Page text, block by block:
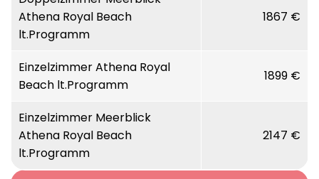
Athena Royal Beach
lt.Programm
1867 €
Einzelzimmer Athena Royal
Beach lt.Programm
1899 €
Einzelzimmer Meerblick
Athena Royal Beach
lt.Programm
2147 €